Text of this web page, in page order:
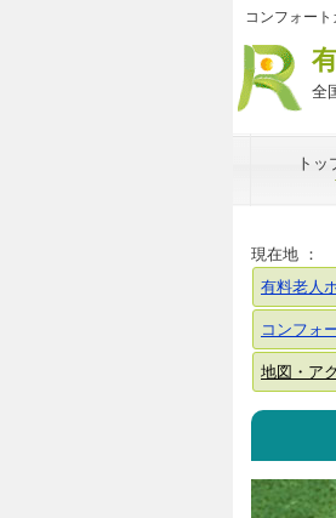
コンフォー
全
トッ
現在地 ：
有料老人
コンフォ
地図・ア